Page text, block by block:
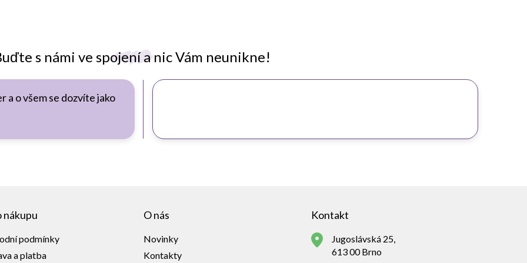
s námi ve spojení a nic Vám neunikne!
o všem se dozvíte jako
nákupu
podmínky
a platba
O nás
Novinky
Kontakty
Kontakt
Jugoslávská 25,
613 00 Brno